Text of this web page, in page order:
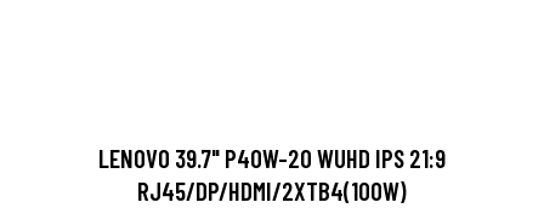
LENOVO 39.7" P40W-20 WUHD IPS 21:9
RJ45/DP/HDMI/2XTB4(100W)